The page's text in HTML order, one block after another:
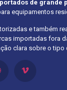
de grande
equipamentos
e também
importadas fora
clara sobre o tipo